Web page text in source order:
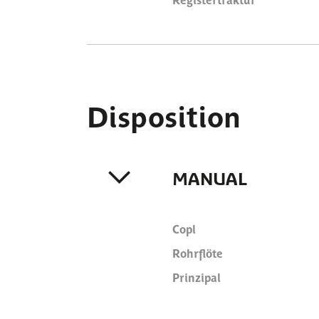
Disposition
MANUAL
Copl
Rohrflöte
Prinzipal